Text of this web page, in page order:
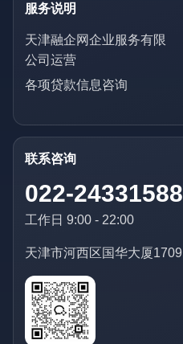
服务说明
天津融企网企业服务有限
公司运营
各项贷款信息咨询
联系咨询
022-24331588
工作日 9:00 - 22:00
天津市河西区国华大厦1709